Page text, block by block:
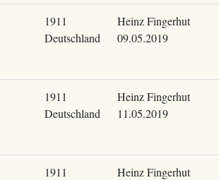
1911
Deutschland
Heinz Fingerhut
09.05.2019
1911
Deutschland
Heinz Fingerhut
11.05.2019
1911
Heinz Fingerhut